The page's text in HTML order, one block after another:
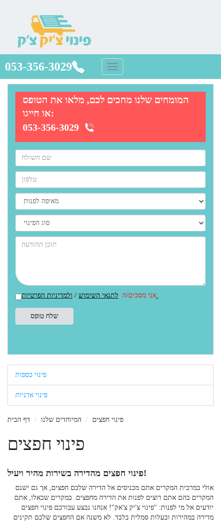
053-356-3029
המומחים שלנו מחכים לכם, מלאו את הטופס
או חייגו:
053-356-3029
אני מסכים/ה לתנאי השימוש /
פינוי כספות
פינוי אדניות
דף הבית המיוחדים שלנו פינוי חפצים
פינוי חפצים
פינוי חפצים מהדירה בשירות מהיר ויעיל!
אולי במרבית המקרים אתם מכניסים אל הדירה שלכם חפצים, אך גם ישנם
המקרים בהם אתם רוצים לפנות את הדירה מחפצים. במקרים שכאלו, אתם
יודעים אל מי לפנות: "פינוי צ'יק צ'אק"! אנחנו נבצע עבורכם פינוי חפצים
מדירה במהירות ובעלות סמלית בלבד. לא משנה אם החפצים שלכם תקינים